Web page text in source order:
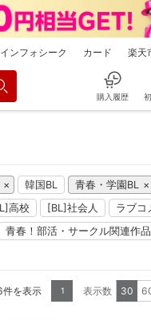
インフォシーク カード 楽天
購入履歴
韓国BL 青春・学園BL
高校 [BL]社会人 ラブコ
青春！部活・サークル関連作品
を表示 1 表示数 30